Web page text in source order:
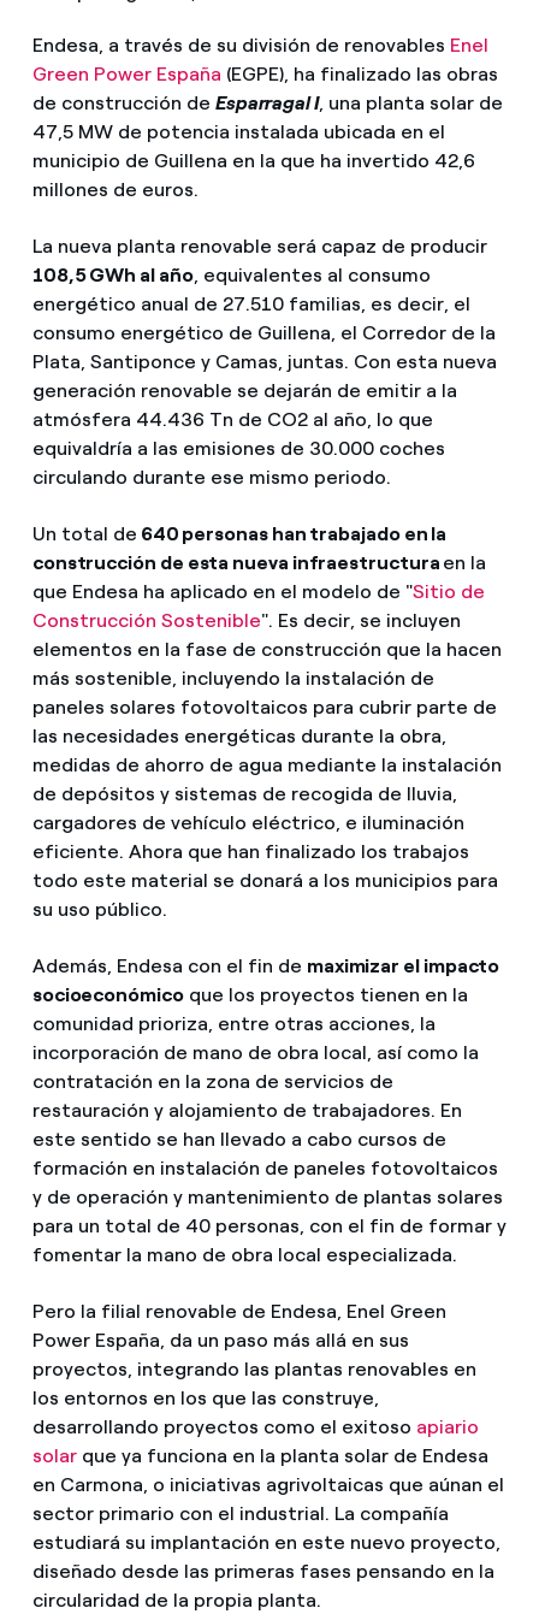
Endesa, a través de su división de renovables Enel
Green Power España (EGPE), ha finalizado las obras
de construcción de Esparragal I, una planta solar de
47,5 MW de potencia instalada ubicada en el
municipio de Guillena en la que ha invertido 42,6
millones de euros.
La nueva planta renovable será capaz de producir
108,5 GWh al año, equivalentes al consumo
energético anual de 27.510 familias, es decir, el
consumo energético de Guillena, el Corredor de la
Plata, Santiponce y Camas, juntas. Con esta nueva
generación renovable se dejarán de emitir a la
atmósfera 44.436 Tn de CO2 al año, lo que
equivaldría a las emisiones de 30.000 coches
circulando durante ese mismo periodo.
Un total de 640 personas han trabajado en la
construcción de esta nueva infraestructura en la
que Endesa ha aplicado en el modelo de "Sitio de
Construcción Sostenible". Es decir, se incluyen
elementos en la fase de construcción que la hacen
más sostenible, incluyendo la instalación de
paneles solares fotovoltaicos para cubrir parte de
las necesidades energéticas durante la obra,
medidas de ahorro de agua mediante la instalación
de depósitos y sistemas de recogida de lluvia,
cargadores de vehículo eléctrico, e iluminación
eficiente. Ahora que han finalizado los trabajos
todo este material se donará a los municipios para
su uso público.
Además, Endesa con el fin de maximizar el impacto
socioeconómicoque los proyectos tienen en la
comunidad prioriza, entre otras acciones, la
incorporación de mano de obra local, así como la
contratación en la zona de servicios de
restauración y alojamiento de trabajadores. En
este sentido se han llevado a cabo cursos de
formación en instalación de paneles fotovoltaicos
y de operación y mantenimiento de plantas solares
para un total de 40 personas, con el fin de formar y
fomentar la mano de obra local especializada.
Pero la filial renovable de Endesa, Enel Green
Power España, da un paso más allá en sus
proyectos, integrando las plantas renovables en
los entornos en los que las construye,
desarrollando proyectos como el exitoso apiario
solarque ya funciona en la planta solar de Endesa
en Carmona, o iniciativas agrivoltaicas que aúnan el
sector primario con el industrial. La compañía
estudiará su implantación en este nuevo proyecto,
diseñado desde las primeras fases pensando en la
circularidad de la propia planta.